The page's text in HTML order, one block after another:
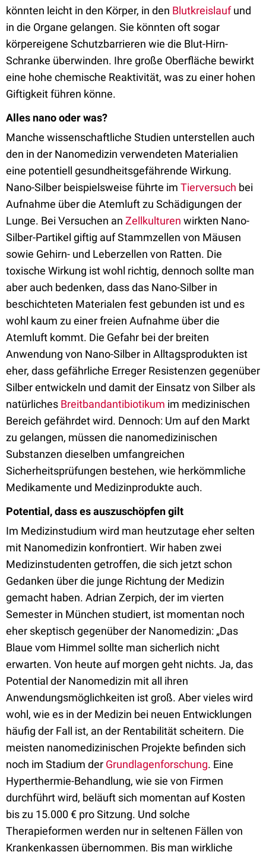
könnten leicht in den Körper, in den Blutkreislaufund
in die Organe gelangen. Sie könnten oft sogar
körpereigene Schutzbarrieren wie die Blut-Hirn-
Schranke überwinden. Ihre große Oberfläche bewirkt
eine hohe chemische Reaktivität, was zu einer hohen
Giftigkeit führen könne.
Alles nano oder was?
Manche wissenschaftliche Studien unterstellen auch
den in der Nanomedizin verwendeten Materialien
eine potentiell gesundheitsgefährende Wirkung.
Nano-Silber beispielsweise führte im Tierversuch bei
Aufnahme über die Atemluft zu Schädigungen der
Lunge. Bei Versuchen an Zellkulturen wirkten Nano-
Silber-Partikel giftig auf Stammzellen von Mäusen
sowie Gehirn- und Leberzellen von Ratten. Die
toxische Wirkung ist wohl richtig, dennoch sollte man
aber auch bedenken, dass das Nano-Silber in
beschichteten Materialen fest gebunden ist und es
wohl kaum zu einer freien Aufnahme über die
Atemluft kommt. Die Gefahr bei der breiten
Anwendung von Nano-Silber in Alltagsprodukten ist
eher, dass gefährliche Erreger Resistenzen gegenüber
Silber entwickeln und damit der Einsatz von Silber als
natürliches Breitbandantibiotikum im medizinischen
Bereich gefährdet wird. Dennoch: Um auf den Markt
zu gelangen, müssen die nanomedizinischen
Substanzen dieselben umfangreichen
Sicherheitsprüfungen bestehen, wie herkömmliche
Medikamente und Medizinprodukte auch.
Potential, dass es auszuschöpfen gilt
Im Medizinstudium wird man heutzutage eher selten
mit Nanomedizin konfrontiert. Wir haben zwei
Medizinstudenten getroffen, die sich jetzt schon
Gedanken über die junge Richtung der Medizin
gemacht haben. Adrian Zerpich, der im vierten
Semester in München studiert, ist momentan noch
eher skeptisch gegenüber der Nanomedizin: „Das
Blaue vom Himmel sollte man sicherlich nicht
erwarten. Von heute auf morgen geht nichts. Ja, das
Potential der Nanomedizin mit all ihren
Anwendungsmöglichkeiten ist groß. Aber vieles wird
wohl, wie es in der Medizin bei neuen Entwicklungen
häufig der Fall ist, an der Rentabilität scheitern. Die
meisten nanomedizinischen Projekte befinden sich
noch im Stadium der Grundlagenforschung. Eine
Hyperthermie-Behandlung, wie sie von Firmen
durchführt wird, beläuft sich momentan auf Kosten
bis zu 15.000 € pro Sitzung. Und solche
Therapieformen werden nur in seltenen Fällen von
Krankenkassen übernommen. Bis man wirkliche